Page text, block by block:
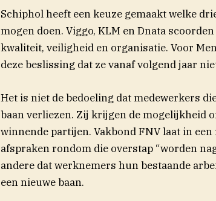
Schiphol heeft een keuze gemaakt welke
mogen doen. Viggo, KLM en Dnata
kwaliteit, veiligheid en organisatie. Voor
deze beslissing dat ze vanaf volgend jaar
Het is niet de bedoeling dat medewerkers
baan verliezen. Zij krijgen de mogelijkheid
winnende partijen. Vakbond FNV laat in
afspraken rondom die overstap “worden
andere dat werknemers hun bestaande
een nieuwe baan.